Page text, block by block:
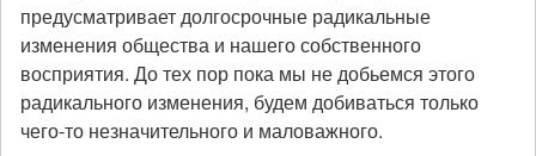
предусматривает долгосрочные радикальные
изменения общества и нашего собственного
восприятия. До тех пор пока мы не добьемся этого
радикального изменения, будем добиваться только
чего-то незначительного и маловажного.